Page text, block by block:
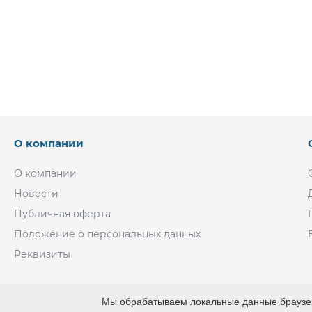
О компании
О компании
Новости
Публичная оферта
Положение о персональных данных
Реквизиты
Мы обрабатываем локальные данные